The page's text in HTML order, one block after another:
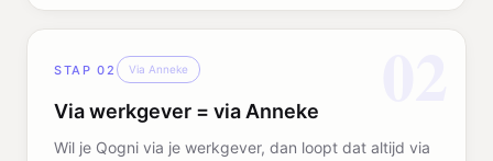
STAP02 Via Anneke
Via werkgever = via Anneke
Wil je Qogni via je werkgever, dan loopt dat altijd via